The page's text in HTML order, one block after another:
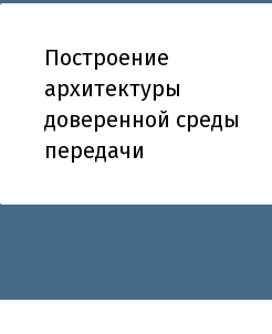
Построение
архитектуры
доверенной среды
передачи